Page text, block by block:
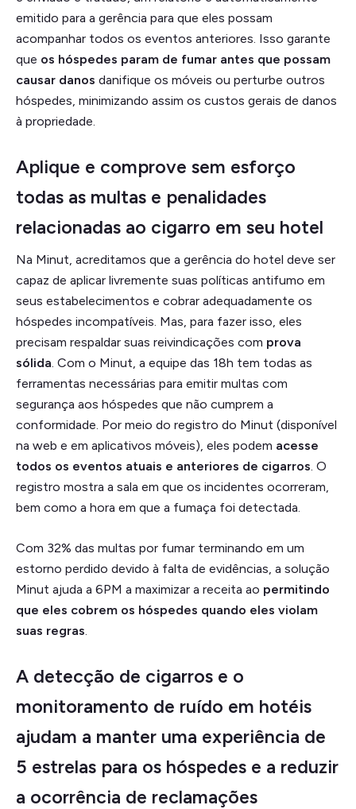
emitido para a gerência para que eles possam
acompanhar todos os eventos anteriores. Isso garante
que os hóspedes param de fumar antes que possam
causar danos danifique os móveis ou perturbe outros
hóspedes, minimizando assim os custos gerais de danos
à propriedade.
Aplique e comprove sem esforço
todas as multas e penalidades
relacionadas ao cigarro em seu hotel
Na Minut, acreditamos que a gerência do hotel deve ser
capaz de aplicar livremente suas políticas antifumo em
seus estabelecimentos e cobrar adequadamente os
hóspedes incompatíveis. Mas, para fazer isso, eles
precisam respaldar suas reivindicações com prova
sólida . Com o Minut, a equipe das 18h tem todas as
ferramentas necessárias para emitir multas com
segurança aos hóspedes que não cumprem a
conformidade. Por meio do registro do Minut (disponível
na web e em aplicativos móveis), eles podem acesse
todos os eventos atuais e anteriores de cigarros . O
registro mostra a sala em que os incidentes ocorreram,
bem como a hora em que a fumaça foi detectada.
Com 32% das multas por fumar terminando em um
estorno perdido devido à falta de evidências, a solução
Minut ajuda a 6PM a maximizar a receita ao permitindo
que eles cobrem os hóspedes quando eles violam
suas regras
A detecção de cigarros e o
monitoramento de ruído em hotéis
ajudam a manter uma experiência de
5 estrelas para os hóspedes e a reduzir
a ocorrência de reclamações